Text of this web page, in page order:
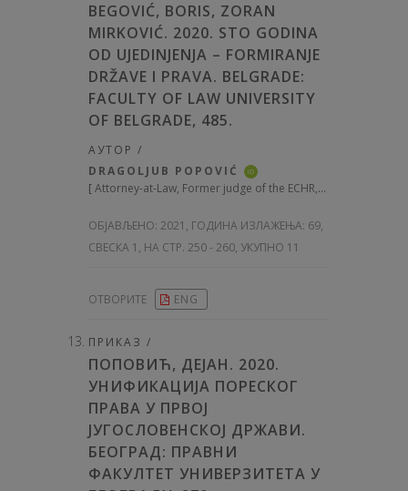
BEGOVIĆ, BORIS, ZORAN
MIRKOVIĆ. 2020. STO GODINA
OD UJEDINJENJA – FORMIRANJE
DRŽAVE I PRAVA. BELGRADE:
FACULTY OF LAW UNIVERSITY
OF BELGRADE, 485.
АУТОР /
DRAGOLJUB POPOVIĆ
iD
[Attorney-at-Law, Former judge of the ECHR, Serbia
ОБЈАВЉЕНО: 2021, ГОДИНА ИЗЛАЖЕЊА: 69,
СВЕСКА 1, НА СТР. 250 - 260, УКУПНО 11
ОТВОРИТЕ ENG
ПРИКАЗ /
ПОПОВИЋ, ДЕЈАН. 2020.
УНИФИКАЦИЈА ПОРЕСКОГ
ПРАВА У ПРВОЈ
ЈУГОСЛОВЕНСКОЈ ДРЖАВИ.
БЕОГРАД: ПРАВНИ
ФАКУЛТЕТ УНИВЕРЗИТЕТА У